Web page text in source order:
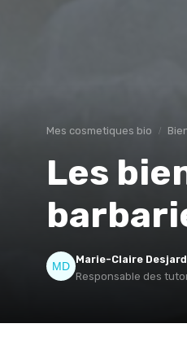
Mes cosmetiques bio
Les
Marie-Claire
Responsable des